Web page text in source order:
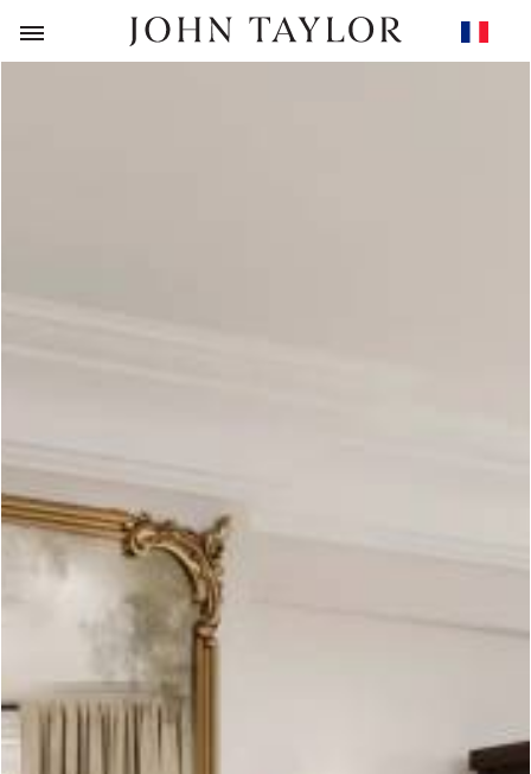
RETOUR